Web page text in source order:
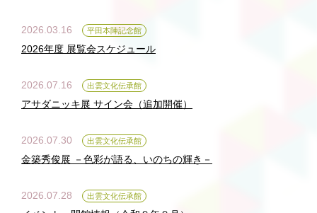
2026.03.16 平田本陣記念館
2026年度 展覧会スケジュール
2026.07.16 出雲文化伝承館
アサダニッキ展 サイン会（追加開催）
2026.07.30 出雲文化伝承館
金築秀俊展 －色彩が語る、いのちの輝き－
2026.07.28 出雲文化伝承館